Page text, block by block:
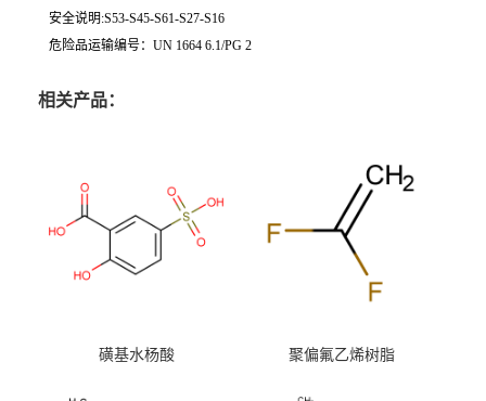
安全说明:S53-S45-S61-S27-S16
危险品运输编号：UN 1664 6.1/PG 2
相关产品：
磺基水杨酸 聚偏氟乙烯树脂